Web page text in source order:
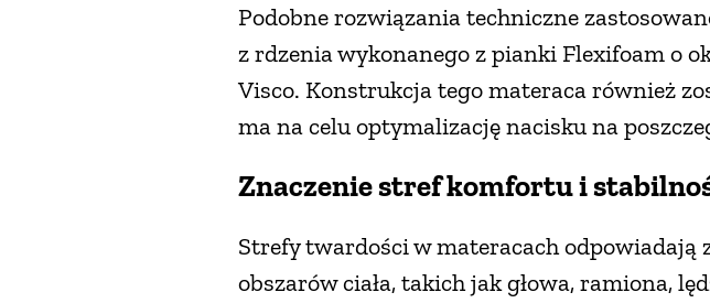
Podobne rozwiązania techniczne
z rdzenia wykonanego z pianki Flexifoam o
Visco. Konstrukcja tego materaca również
ma na celu optymalizację nacisku na
Znaczenie stref komfortu i
Strefy twardości w materacach
obszarów ciała, takich jak głowa, ramiona,